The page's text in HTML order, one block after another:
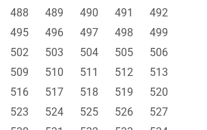
488 489 490 491
492
495 496 497 498
499
502 503 504 505
506
509 510 511 512
513
516 517 518 519
520
523 524 525 526
527